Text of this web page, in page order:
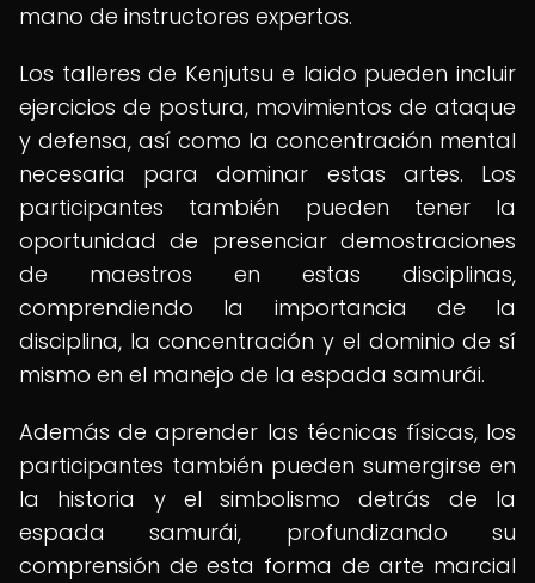
mano de instructores expertos.
Los talleres de Kenjutsu e Iaido pueden incluir
ejercicios de postura, movimientos de ataque
y defensa, así como la concentración mental
necesaria para dominar estas artes. Los
participantes también pueden tener la
oportunidad de presenciar demostraciones
de maestros en estas disciplinas,
comprendiendo la importancia de la
disciplina, la concentración y el dominio de sí
mismo en el manejo de la espada samurái.
Además de aprender las técnicas físicas, los
participantes también pueden sumergirse en
la historia y el simbolismo detrás de la
espada samurái, profundizando su
comprensión de esta forma de arte marcial